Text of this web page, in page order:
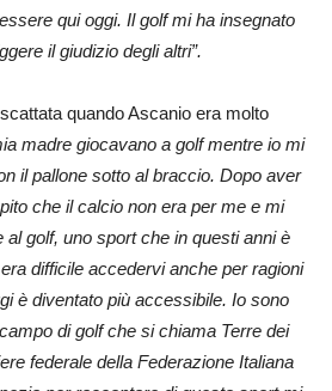
qui oggi. Il golf mi ha insegnato
il giudizio degli altri”.
quando Ascanio era molto
madre giocavano a golf mentre io mi
il pallone sotto al braccio. Dopo aver
che il calcio non era per me e mi
al golf, uno sport che in questi anni è
difficile accedervi anche per ragioni
è diventato più accessibile. Io sono
di golf che si chiama Terre dei
federale della Federazione Italiana